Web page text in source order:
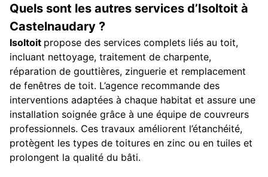
Quels sont les autres services d’Isoltoit à
Castelnaudary ?
Isoltoit propose des services complets liés au toit,
incluant nettoyage, traitement de charpente,
réparation de gouttières, zinguerie et remplacement
de fenêtres de toit. L’agence recommande des
interventions adaptées à chaque habitat et assure une
installation soignée grâce à une équipe de couvreurs
professionnels. Ces travaux améliorent l’étanchéité,
protègent les types de toitures en zinc ou en tuiles et
prolongent la qualité du bâti.